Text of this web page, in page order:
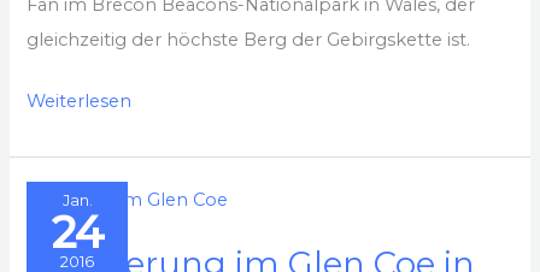
Fan im Brecon Beacons-Nationalpark in Wales, der
gleichzeitig der höchste Berg der Gebirgskette ist.
Wanderung
Beacons-
Nationalpark
Weiterlesen
Jan.
24
2016